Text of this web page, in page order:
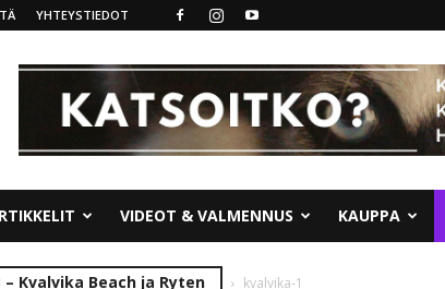
YHTEYSTIEDOT
VIDEOT & VALMENNUS KAUPPA
Kvalvika Beach ja Ryten kvalvika-1